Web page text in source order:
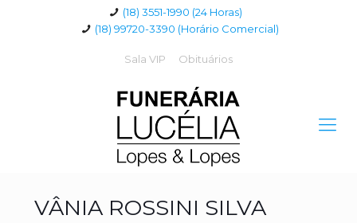
(18) 3551-1990 (24 Horas)
(18) 99720-3390 (Horário Comercial)
Sala VIP Obituários
VÂNIA ROSSINI SILVA